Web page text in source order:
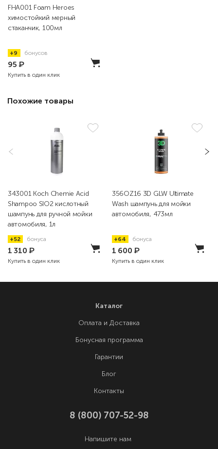
FHA001 Foam Heroes
химостойкий мерный
стаканчик, 100мл
+9 бонусов
95₽
Купить в один клик
Похожие товары
343001 Koch Chemie Acid
Shampoo SIO2 кислотный
шампунь для ручной мойки
автомобиля, 1л
+52 бонуса
1 310₽
Купить в один клик
356OZ16 3D GLW Ultimate
Wash шампунь для мойки
автомобиля, 473мл
+64 бонуса
1 600₽
Купить в один клик
Каталог
Оплата и Доставка
Бонусная программа
Гарантии
Блог
Контакты
8 (800) 707-52-98
Напишите нам